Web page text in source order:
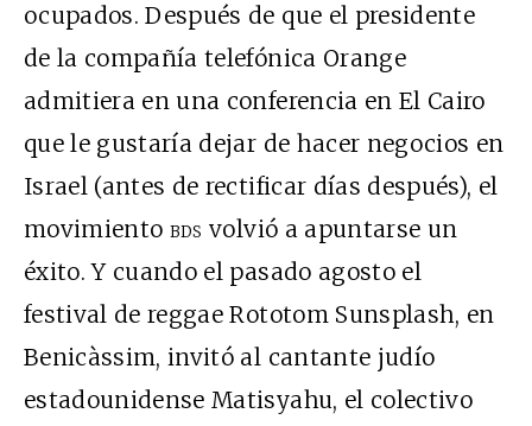
ocupados. Después de que el presidente
de la compañía telefónica Orange
admitiera en una conferencia en El Cairo
que le gustaría dejar de hacer negocios en
Israel (antes de rectificar días después), el
movimiento bds volvió a apuntarse un
éxito. Y cuando el pasado agosto el
festival de reggae Rototom Sunsplash, en
Benicàssim, invitó al cantante judío
estadounidense Matisyahu, el colectivo